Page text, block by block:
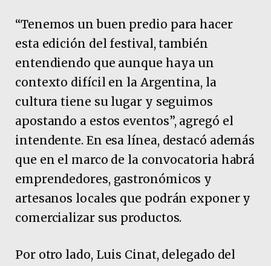
“Tenemos un buen predio para hacer
esta edición del festival, también
entendiendo que aunque haya un
contexto difícil en la Argentina, la
cultura tiene su lugar y seguimos
apostando a estos eventos”, agregó el
intendente. En esa línea, destacó además
que en el marco de la convocatoria habrá
emprendedores, gastronómicos y
artesanos locales que podrán exponer y
comercializar sus productos.
Por otro lado, Luis Cinat, delegado del